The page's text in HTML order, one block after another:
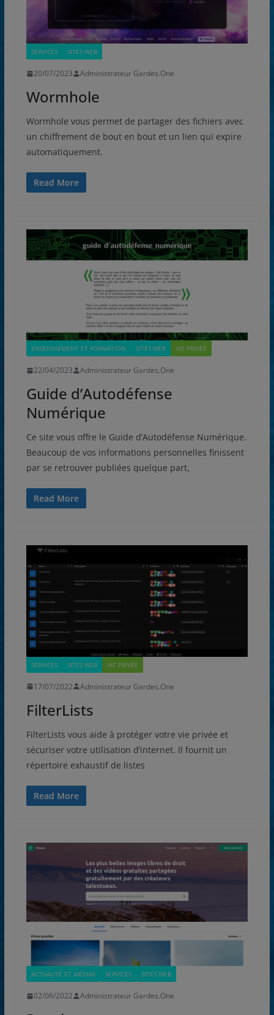
SERVICES SITES WEB
20/07/2023 Administrateur Gardes.One
Wormhole
Wormhole vous permet de partager des fichiers avec
un chiffrement de bout en bout et un lien qui expire
automatiquement.
Read More
ENSEIGNEMENT ET FORMATION SITES WEB VIE PRIVÉE
22/04/2023 Administrateur Gardes.One
Guide d’Autodéfense
Numérique
Ce site vous offre le Guide d’Autodéfense Numérique.
Beaucoup de vos informations personnelles finissent
par se retrouver publiées quelque part,
Read More
SERVICES SITES WEB VIE PRIVÉE
17/07/2022 Administrateur Gardes.One
FilterLists
FilterLists vous aide à protéger votre vie privée et
sécuriser votre utilisation d’internet. Il fournit un
répertoire exhaustif de listes
Read More
ACTUALITÉ ET MÉDIAS SERVICES SITES WEB
02/06/2022 Administrateur Gardes.One